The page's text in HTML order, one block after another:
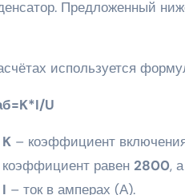
Предложенный
используется
U
K – коэффициент
коэффициент равен 2800,
I – ток в амперах (А).